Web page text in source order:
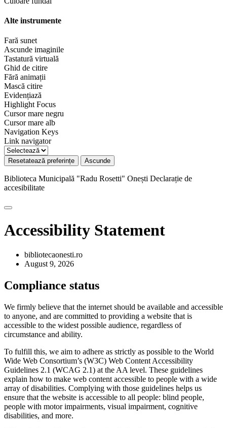
Alte instrumente
Fară sunet
Ascunde imaginile
Tastatură virtuală
Ghid de citire
Fără animații
Mască citire
Evidențiază
Highlight Focus
Cursor mare negru
Cursor mare alb
Navigation Keys
Link navigator
Resetatează preferințe Ascunde
Biblioteca Municipală "Radu Rosetti" Onești Declarație de
accesibilitate
Accessibility Statement
bibliotecaonesti.ro
August 9, 2026
Compliance status
We firmly believe that the internet should be available and accessible
to anyone, and are committed to providing a website that is
accessible to the widest possible audience, regardless of
circumstance and ability.
To fulfill this, we aim to adhere as strictly as possible to the World
Wide Web Consortium’s (W3C) Web Content Accessibility
Guidelines 2.1 (WCAG 2.1) at the AA level. These guidelines
explain how to make web content accessible to people with a wide
array of disabilities. Complying with those guidelines helps us
ensure that the website is accessible to all people: blind people,
people with motor impairments, visual impairment, cognitive
disabilities, and more.